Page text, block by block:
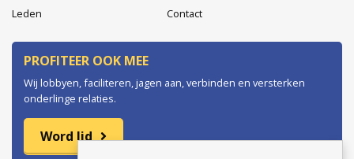
Leden Contact
PROFITEER OOK MEE
Wij lobbyen, faciliteren, jagen aan, verbinden en versterken
onderlinge relaties.
Word lid